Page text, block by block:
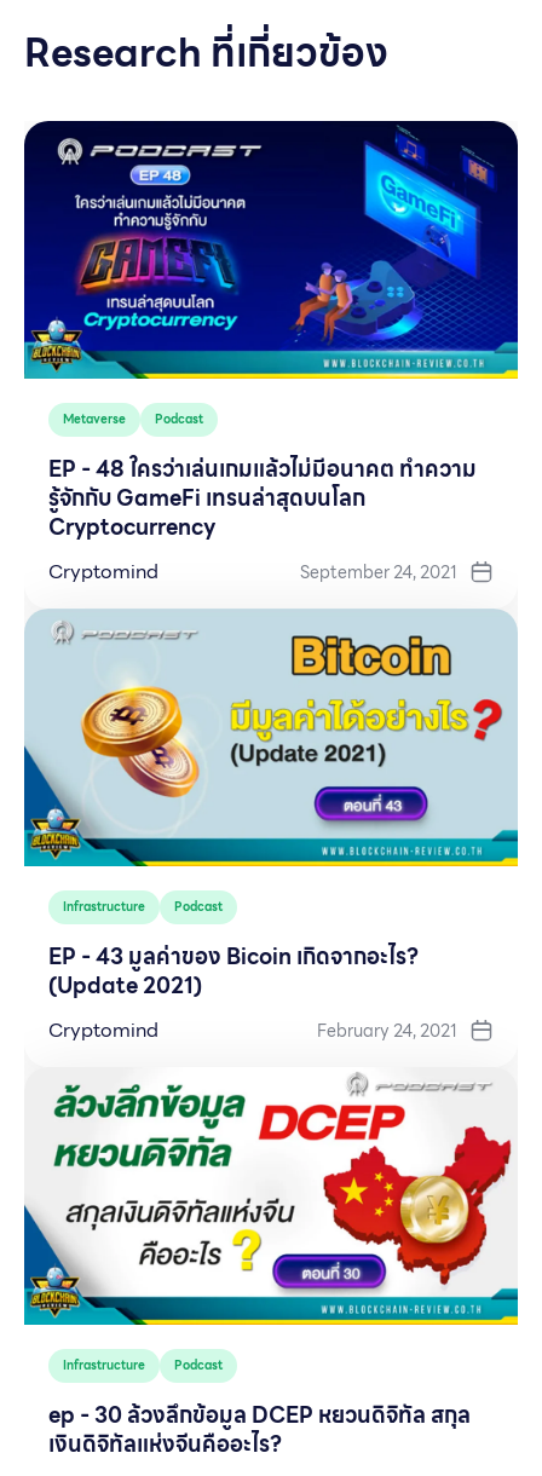
Research ที่เกี่ยวข้อง
Metaverse Podcast
EP - 48 ใครว่าเล่นเกมแล้วไม่มีอนาคต ทำความ
รู้จักกับ GameFi เทรนล่าสุดบนโลก
Cryptocurrency
Cryptomind September 24, 2021
Infrastructure Podcast
EP - 43 มูลค่าของ Bicoin เกิดจากอะไร?
(Update 2021)
Cryptomind February 24, 2021
Infrastructure Podcast
ep - 30 ล้วงลึกข้อมูล DCEP หยวนดิจิทัล สกุล
เงินดิจิทัลแห่งจีนคืออะไร?